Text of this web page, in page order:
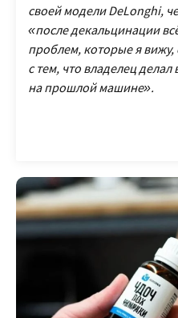
своей модели DeLonghi,
«после декальцинации
проблем, которые я вижу,
с тем, что владелец
на прошлой машине».